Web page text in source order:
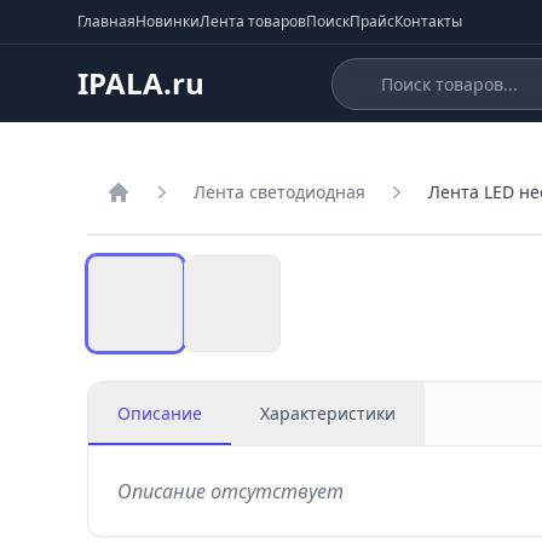
ГлавнаяНовинкиЛента товаровПоискПрайсКонтакты
IPALA.ru
Лента светодиодная Лента LED
Описание Характеристики
Описание отсутствует